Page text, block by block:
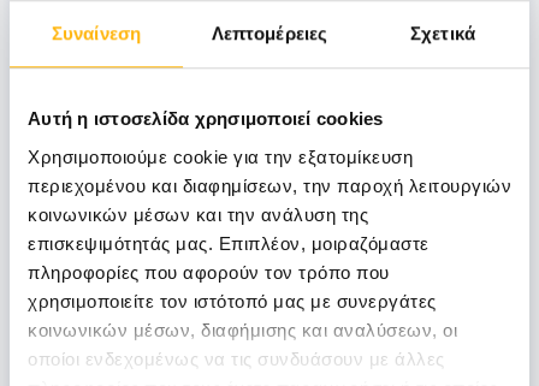
Συναίνεση Λεπτομέρειες Σχετικά
Αυτή η ιστοσελίδα χρησιμοποιεί cookies
Χρησιμοποιούμε cookie για την εξατομίκευση
περιεχομένου και διαφημίσεων, την παροχή λειτουργιών
κοινωνικών μέσων και την ανάλυση της
επισκεψιμότητάς μας. Επιπλέον, μοιραζόμαστε
πληροφορίες που αφορούν τον τρόπο που
χρησιμοποιείτε τον ιστότοπό μας με συνεργάτες
κοινωνικών μέσων, διαφήμισης και αναλύσεων, οι
οποίοι ενδεχομένως να τις συνδυάσουν με άλλες
ΣΤΕΦΑΝΗΣ ΠΑΝΑΓΙΩΤΗΣ
Επιμελητής
ΝΙΚΗΤΑΚΗΣ ΝΙΚΟΛΑΟΣ